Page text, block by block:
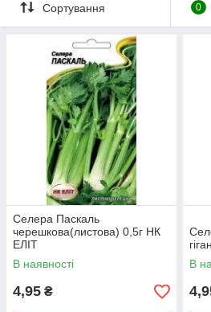
Сортування 0
Селера Паскаль
черешкова(листова) 0,5г НК
ЕЛІТ
В наявності
4,95 ₴
В